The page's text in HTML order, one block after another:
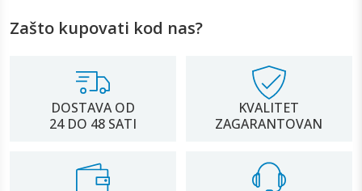
Zašto kupovati kod nas?
DOSTAVA OD
24 DO 48 SATI
KVALITET
ZAGARANTOVAN